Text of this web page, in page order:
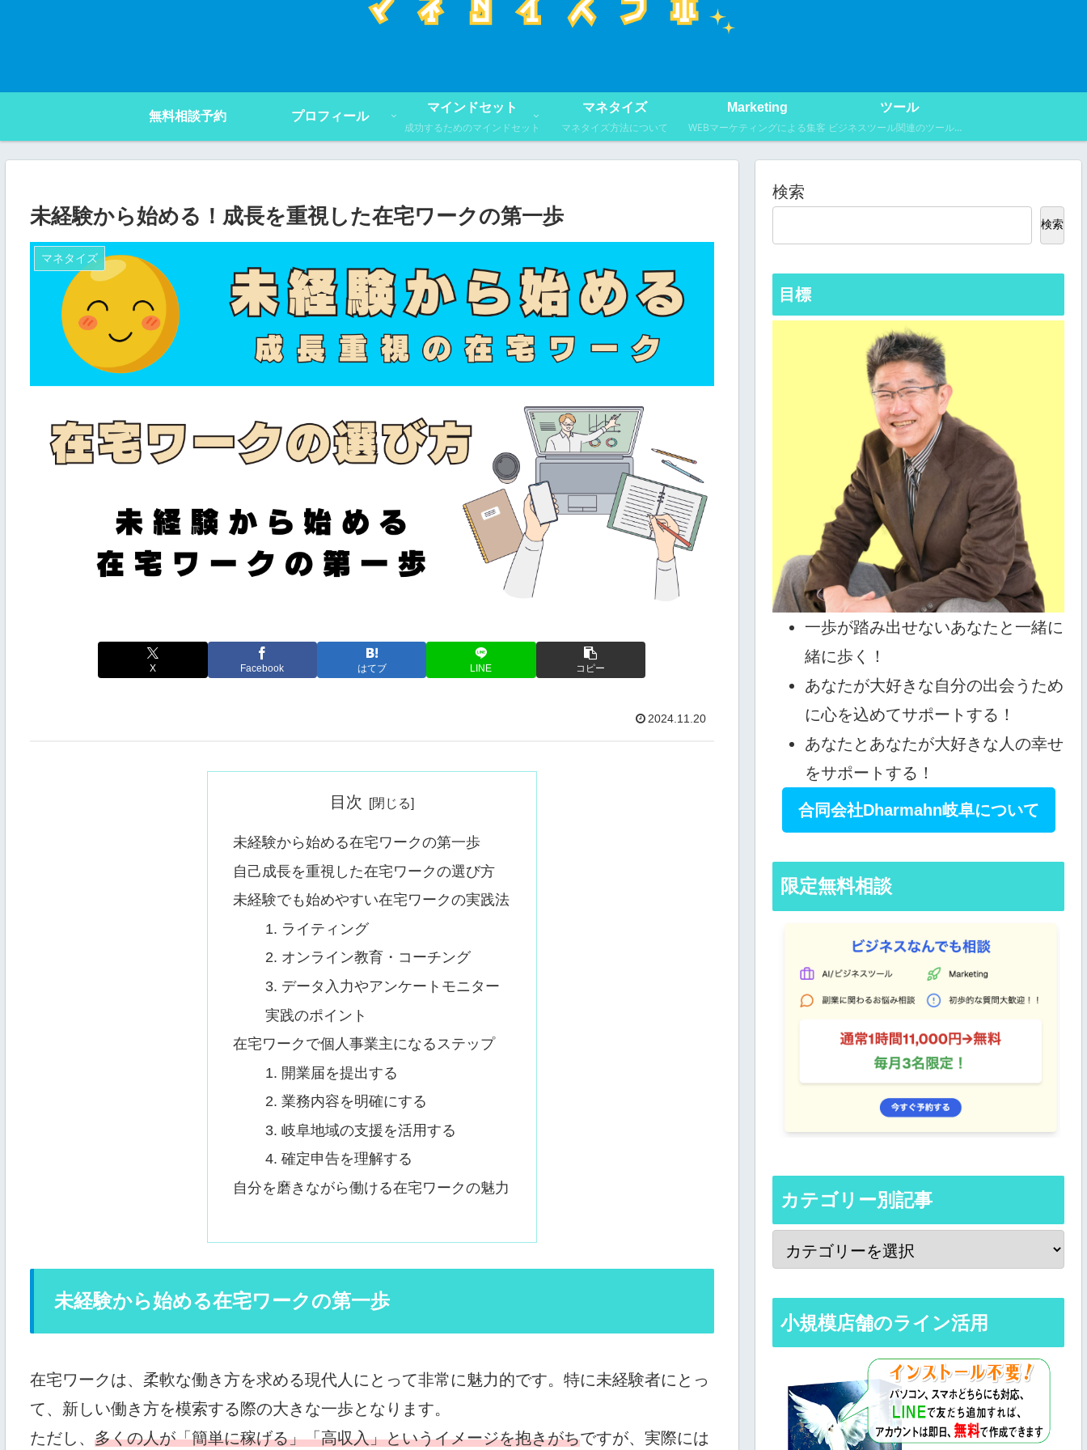
無料相談予約 プロフィール
マインドセット
成功するためのマインドセット
マネタイズ
マネタイズ方法について
Marketing
WEBマーケティングによる集客
ツール
ビジネスツール関連のツール紹介
未経験から始める！成長を重視した在宅ワークの第一歩
マネタイズ
X Facebook はてブ LINE コピー
2024.11.20
目次
未経験から始める在宅ワークの第一歩
自己成長を重視した在宅ワークの選び方
未経験でも始めやすい在宅ワークの実践法
1. ライティング
2. オンライン教育・コーチング
3. データ入力やアンケートモニター
実践のポイント
在宅ワークで個人事業主になるステップ
1. 開業届を提出する
2. 業務内容を明確にする
3. 岐阜地域の支援を活用する
4. 確定申告を理解する
自分を磨きながら働ける在宅ワークの魅力
未経験から始める在宅ワークの第一歩
在宅ワークは、柔軟な働き方を求める現代人にとって非常に魅力的です。特に未経験者にとっ
て、新しい働き方を模索する際の大きな一歩となります。
ただし、 多くの人が「簡単に稼げる」「高収入」というイメージを抱きがちですが、実際には
検索
検索
目標
一歩が踏み出せないあなたと一緒に
緒に歩く！
あなたが大好きな自分の出会うため
に心を込めてサポートする！
あなたとあなたが大好きな人の幸せ
をサポートする！
合同会社Dharmahn岐阜について
限定無料相談
カテゴリー別記事
小規模店舗のライン活用